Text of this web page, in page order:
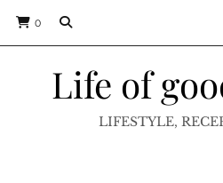
0
Life of
LIFESTYLE,